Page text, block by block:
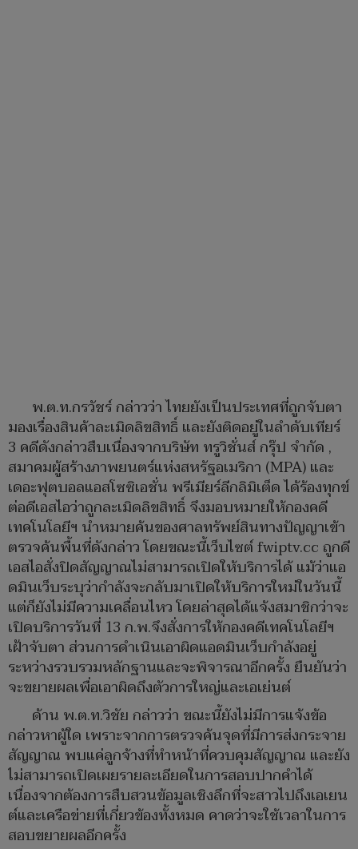
พ.ต.ท.กรวัชร์ กล่าวว่า ไทยยังเป็นประเทศที่ถูกจับตา
มองเรื่องสินค้าละเมิดลิขสิทธิ์ และยังติดอยู่ในลำดับเทียร์
3 คดีดังกล่าวสืบเนื่องจากบริษัท ทรูวิชั่นส์ กรุ๊ป จำกัด ,
สมาคมผู้สร้างภาพยนตร์แห่งสหรัฐอเมริกา (MPA) และ
เดอะฟุตบอลแอสโซซิเอชั่น พรีเมียร์ลีกลิมิเต็ด ได้ร้องทุกข์
ต่อดีเอสไอว่าถูกละเมิดลิขสิทธิ์ จึงมอบหมายให้กองคดี
เทคโนโลยีฯ นำหมายค้นของศาลทรัพย์สินทางปัญญาเข้า
ตรวจค้นพื้นที่ดังกล่าว โดยขณะนี้เว็บไซต์ fwiptv.cc ถูกดี
เอสไอสั่งปิดสัญญาณไม่สามารถเปิดให้บริการได้ แม้ว่าแอ
ดมินเว็บระบุว่ากำลังจะกลับมาเปิดให้บริการใหม่ในวันนี้
แต่ก็ยังไม่มีความเคลื่อนไหว โดยล่าสุดได้แจ้งสมาชิกว่าจะ
เปิดบริการวันที่ 13 ก.พ.จึงสั่งการให้กองคดีเทคโนโลยีฯ
เฝ้าจับตา ส่วนการดำเนินเอาผิดแอดมินเว็บกำลังอยู่
ระหว่างรวบรวมหลักฐานและจะพิจารณาอีกครั้ง ยืนยันว่า
จะขยายผลเพื่อเอาผิดถึงตัวการใหญ่และเอเย่นต์
ด้าน พ.ต.ท.วิชัย กล่าวว่า ขณะนี้ยังไม่มีการแจ้งข้อ
กล่าวหาผู้ใด เพราะจากการตรวจค้นจุดที่มีการส่งกระจาย
สัญญาณ พบแค่ลูกจ้างที่ทำหน้าที่ควบคุมสัญญาณ และยัง
ไม่สามารถเปิดเผยรายละเอียดในการสอบปากคำได้
เนื่องจากต้องการสืบสวนข้อมูลเชิงลึกที่จะสาวไปถึงเอเยน
ต์และเครือข่ายที่เกี่ยวข้องทั้งหมด คาดว่าจะใช้เวลาในการ
สอบขยายผลอีกครั้ง